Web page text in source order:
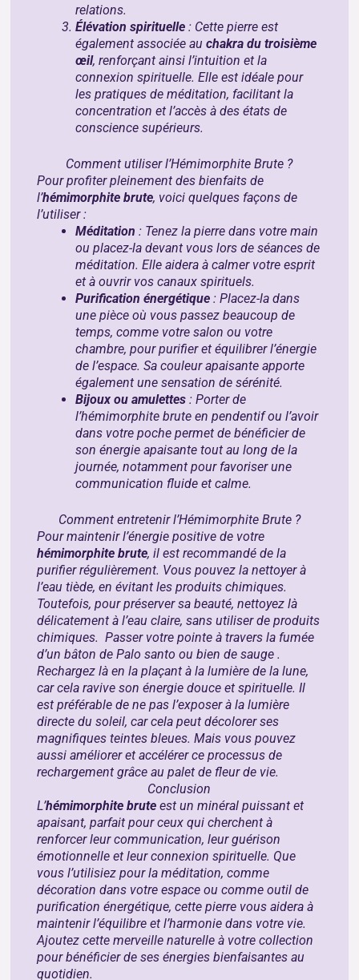
relations.
Élévation spirituelle : Cette pierre est
également associée auchakra du troisième
œil, renforçant ainsi l’intuition et la
connexion spirituelle. Elle est idéale pour
les pratiques de méditation, facilitant la
concentration et l’accès à des états de
conscience supérieurs.
Comment utiliser l’Hémimorphite Brute ?
Pour profiter pleinement des bienfaits de
l’hémimorphite brute, voici quelques façons de
l’utiliser :
Méditation : Tenez la pierre dans votre main
ou placez-la devant vous lors de séances de
méditation. Elle aidera à calmer votre esprit
et à ouvrir vos canaux spirituels.
Purification énergétique : Placez-la dans
une pièce où vous passez beaucoup de
temps, comme votre salon ou votre
chambre, pour purifier et équilibrer l’énergie
de l’espace. Sa couleur apaisante apporte
également une sensation de sérénité.
Bijoux ou amulettes : Porter de
l’hémimorphite brute en pendentif ou l’avoir
dans votre poche permet de bénéficier de
son énergie apaisante tout au long de la
journée, notamment pour favoriser une
communication fluide et calme.
Comment entretenir l’Hémimorphite Brute ?
Pour maintenir l’énergie positive de votre
hémimorphite brute, il est recommandé de la
purifier régulièrement. Vous pouvez la nettoyer à
l’eau tiède, en évitant les produits chimiques.
Toutefois, pour préserver sa beauté, nettoyez là
délicatement à l’eau claire, sans utiliser de produits
chimiques. Passer votre pointe à travers la fumée
d’un bâton dePalo santo ou bien desauge .
Rechargez là en la plaçant à la lumière de la lune,
car cela ravive son énergie douce et spirituelle. Il
est préférable de ne pas l’exposer à la lumière
directe du soleil, car cela peut décolorer ses
magnifiques teintes bleues. Mais vous pouvez
aussi améliorer et accélérer ce processus de
rechargement grâce aupalet de fleur de vie.
Conclusion
L’hémimorphite brute est un minéral puissant et
apaisant, parfait pour ceux qui cherchent à
renforcer leur communication, leur guérison
émotionnelle et leur connexion spirituelle. Que
vous l’utilisiez pour la méditation, comme
décoration dans votre espace ou comme outil de
purification énergétique, cette pierre vous aidera à
maintenir l’équilibre et l’harmonie dans votre vie.
Ajoutez cette merveille naturelle à votre collection
pour bénéficier de ses énergies bienfaisantes au
quotidien.